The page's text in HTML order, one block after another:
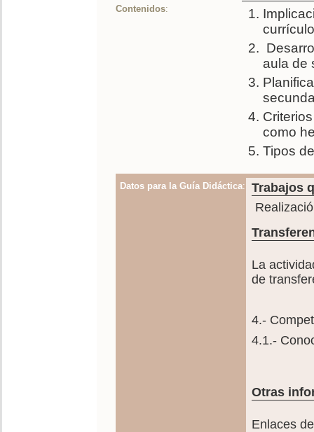
Contenidos:
aula de
como
Tipos
Datos para la Guía Didáctica:
Trabajos
La
de
4.-
4.1.-
Otras
Enlaces